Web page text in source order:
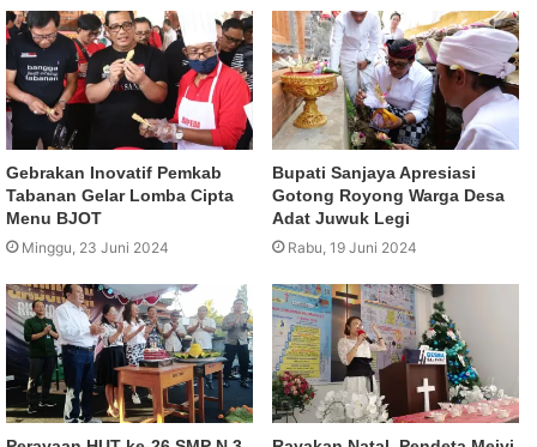
Gebrakan Inovatif Pemkab
Tabanan Gelar Lomba Cipta
Menu BJOT
Minggu, 23 Juni 2024
Bupati Sanjaya Apresiasi
Gotong Royong Warga Desa
Adat Juwuk Legi
Rabu, 19 Juni 2024